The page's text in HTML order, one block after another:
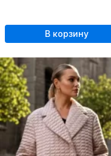
В корзину